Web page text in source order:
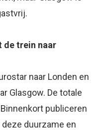
de trein naar
naar Londen en
Glasgow. De totale
publiceren
duurzame en